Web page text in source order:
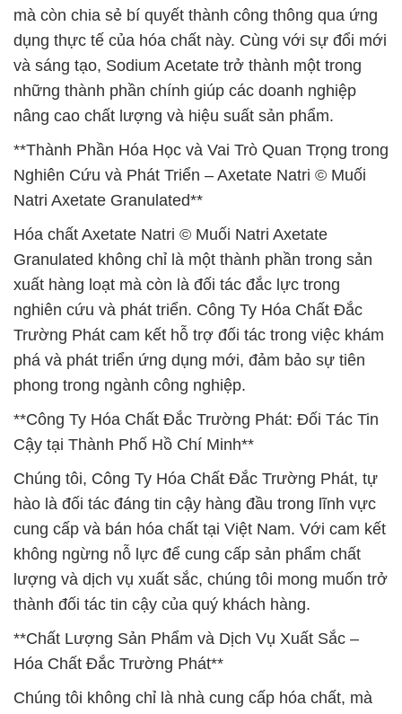
mà còn chia sẻ bí quyết thành công thông qua ứng
dụng thực tế của hóa chất này. Cùng với sự đổi mới
và sáng tạo, Sodium Acetate trở thành một trong
những thành phần chính giúp các doanh nghiệp
nâng cao chất lượng và hiệu suất sản phẩm.
**Thành Phần Hóa Học và Vai Trò Quan Trọng trong
Nghiên Cứu và Phát Triển – Axetate Natri © Muối
Natri Axetate Granulated**
Hóa chất Axetate Natri © Muối Natri Axetate
Granulated không chỉ là một thành phần trong sản
xuất hàng loạt mà còn là đối tác đắc lực trong
nghiên cứu và phát triển. Công Ty Hóa Chất Đắc
Trường Phát cam kết hỗ trợ đối tác trong việc khám
phá và phát triển ứng dụng mới, đảm bảo sự tiên
phong trong ngành công nghiệp.
**Công Ty Hóa Chất Đắc Trường Phát: Đối Tác Tin
Cậy tại Thành Phố Hồ Chí Minh**
Chúng tôi, Công Ty Hóa Chất Đắc Trường Phát, tự
hào là đối tác đáng tin cậy hàng đầu trong lĩnh vực
cung cấp và bán hóa chất tại Việt Nam. Với cam kết
không ngừng nỗ lực để cung cấp sản phẩm chất
lượng và dịch vụ xuất sắc, chúng tôi mong muốn trở
thành đối tác tin cậy của quý khách hàng.
**Chất Lượng Sản Phẩm và Dịch Vụ Xuất Sắc –
Hóa Chất Đắc Trường Phát**
Chúng tôi không chỉ là nhà cung cấp hóa chất, mà